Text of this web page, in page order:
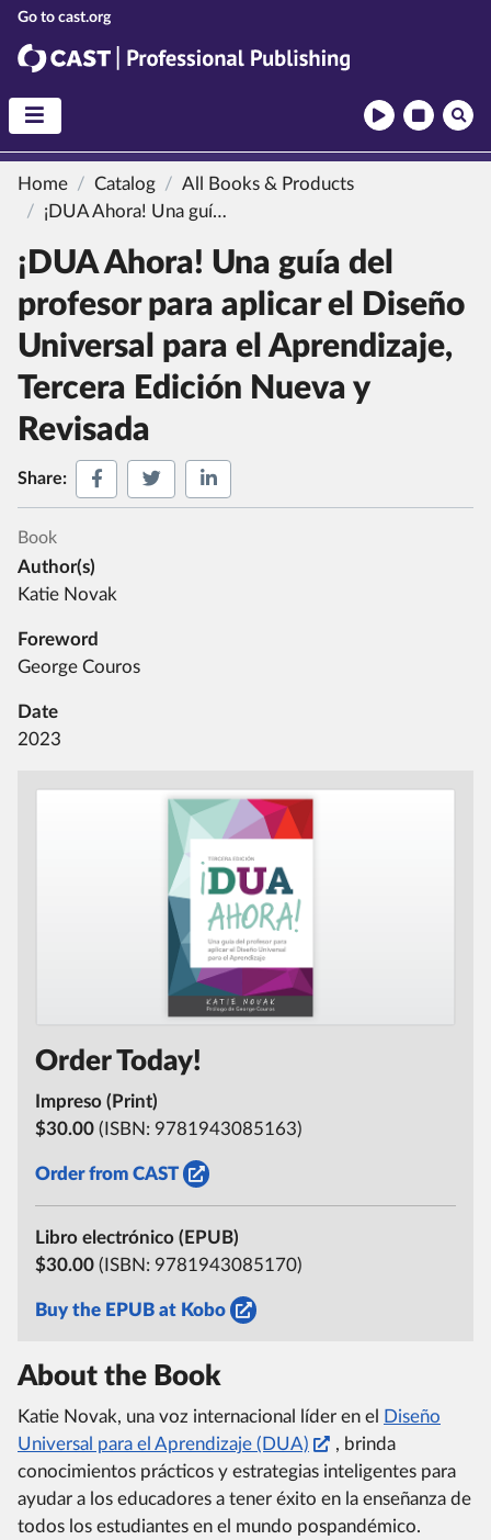
CAST
CAST Professional Publishing
Home Catalog
All Books & Products
¡DUA Ahora! Una guía del profesor para aplicar el Diseño Universal para el Aprendizaje, Tercera Edición Nueva y Revisada
¡DUA Ahora! Una guía del
profesor para aplicar el Diseño
Universal para el Aprendizaje,
Tercera Edición Nueva y
Revisada
Share: Share on Facebook
Share on Twitter
Share on LinkedIn
Book
Author(s)
Katie Novak
Foreword
George Couros
Date
2023
Order Today!
Impreso (Print)
$30.00 (ISBN: 9781943085163)
Order from CAST
Libro electrónico (EPUB)
$30.00 (ISBN: 9781943085170)
Buy the EPUB at Kobo
About the Book
Katie Novak, una voz internacional líder en el
Diseño
Universal para el Aprendizaje (DUA)
, brinda
conocimientos prácticos y estrategias inteligentes para
ayudar a los educadores a tener éxito en la enseñanza de
todos los estudiantes en el mundo pospandémico.